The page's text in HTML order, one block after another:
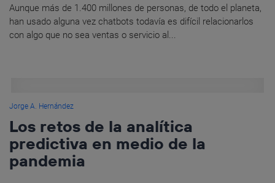
Aunque más de 1.400 millones de personas, de todo el planeta,
han usado alguna vez chatbots todavía es difícil relacionarlos
con algo que no sea ventas o servicio al...
Jorge A. Hernández
Los retos de la analítica
predictiva en medio de la
pandemia